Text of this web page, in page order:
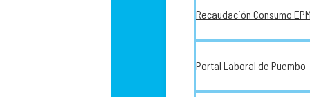
Recaudación Consumo
Portal Laboral de Puembo